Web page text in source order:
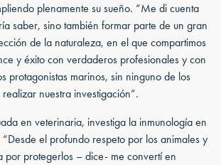
plenamente su sueño. “Me di cuenta
saber, sino también formar parte de un gran
de la naturaleza, en el que compartimos
y éxito con verdaderos profesionales y con
protagonistas marinos, sin ninguno de los
nuestra investigación”.
en veterinaria, investiga la inmunología en
el profundo respeto por los animales y
por protegerlos – dice- me convertí en